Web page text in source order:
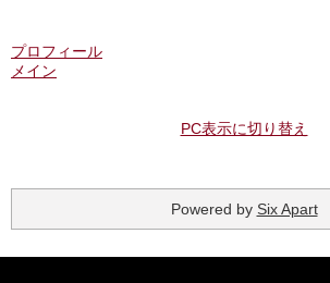
プロフィール
メイン
PC表示に切り替え
Powered by Six Apart